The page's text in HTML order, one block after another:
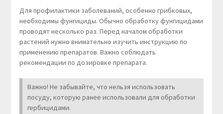
Для профилактики заболеваний, особенно грибковых,
необходимы фунгициды. Обычно обработку фунгицидами
проводят несколько раз. Перед началом обработки
растений нужно внимательно изучить инструкцию по
применению препаратов. Важно соблюдать
рекомендации по дозировке препарата.
Важно! Не забывайте, что нельзя использовать
посуду, которую ранее использовали для обработки
гербицидами.